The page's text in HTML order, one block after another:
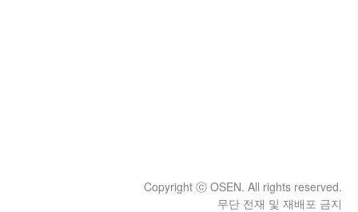
Copyright ⓒ OSEN. All rights reserved.
무단 전재 및 재배포 금지